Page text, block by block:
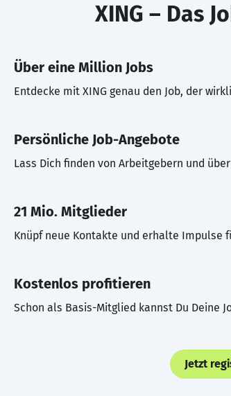
XING – Das
Über eine Million Jobs
Entdecke mit XING genau den Job, der
Persönliche Job-Angebote
Lass Dich finden von Arbeitgebern und
21 Mio. Mitglieder
Knüpf neue Kontakte und erhalte Impulse
Kostenlos profitieren
Schon als Basis-Mitglied kannst Du Deine
Jetzt